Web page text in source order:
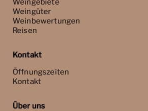
Weingebiete
Weingüter
Weinbewertungen
Reisen
Kontakt
Öffnungszeiten
Kontakt
Über uns